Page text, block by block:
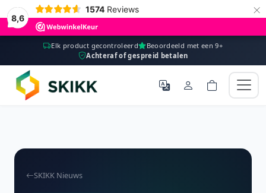
8,6
1574 Reviews ×
Elk product gecontroleerd
Beoordeeld met een 9+
Achteraf of gespreid betalen
SKIKK Nieuws